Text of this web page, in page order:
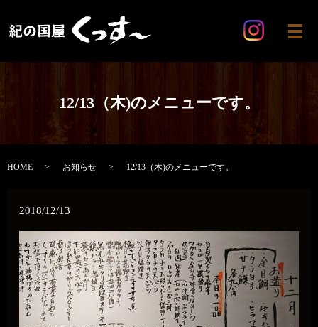
メ
12/13（木)のメニューです。
HOME お知らせ 12/13（木)のメニューです。
2018/12/13